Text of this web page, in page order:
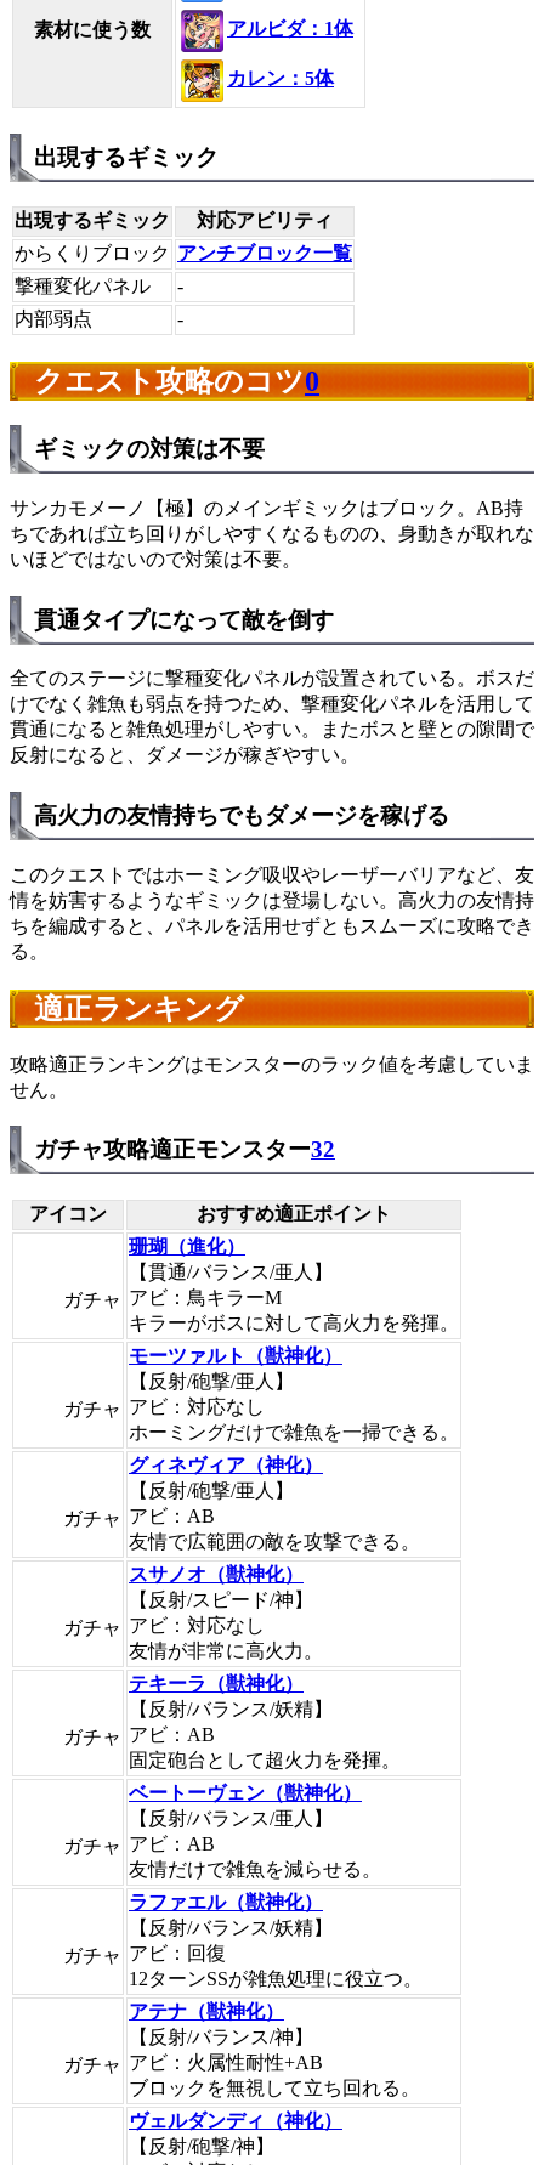
素材に使う数 アルビダ：1体
カレン：5体
出現するギミック
出現するギミック
対応アビリティ
からくりブロック アンチブロック一覧
撃種変化パネル
-
内部弱点
-
クエスト攻略のコツ0
ギミックの対策は不要
サンカモメーノ【極】のメインギミックはブロック。AB持
ちであれば立ち回りがしやすくなるものの、身動きが取れな
いほどではないので対策は不要。
貫通タイプになって敵を倒す
全てのステージに撃種変化パネルが設置されている。ボスだ
けでなく雑魚も弱点を持つため、撃種変化パネルを活用して
貫通になると雑魚処理がしやすい。またボスと壁との隙間で
反射になると、ダメージが稼ぎやすい。
高火力の友情持ちでもダメージを稼げる
このクエストではホーミング吸収やレーザーバリアなど、友
情を妨害するようなギミックは登場しない。高火力の友情持
ちを編成すると、パネルを活用せずともスムーズに攻略でき
る。
適正ランキング
攻略適正ランキングはモンスターのラック値を考慮していま
せん。
ガチャ攻略適正モンスター32
アイコン おすすめ適正ポイント
ガチャ
珊瑚（進化）
【貫通/バランス/亜人】
アビ：鳥キラーM
キラーがボスに対して高火力を発揮。
ガチャ
モーツァルト（獣神化）
【反射/砲撃/亜人】
アビ：対応なし
ホーミングだけで雑魚を一掃できる。
ガチャ
グィネヴィア（神化）
【反射/砲撃/亜人】
アビ：AB
友情で広範囲の敵を攻撃できる。
ガチャ
スサノオ（獣神化）
【反射/スピード/神】
アビ：対応なし
友情が非常に高火力。
ガチャ
テキーラ（獣神化）
【反射/バランス/妖精】
アビ：AB
固定砲台として超火力を発揮。
ガチャ
ベートーヴェン（獣神化）
【反射/バランス/亜人】
アビ：AB
友情だけで雑魚を減らせる。
ガチャ
ラファエル（獣神化）
【反射/バランス/妖精】
アビ：回復
12ターンSSが雑魚処理に役立つ。
ガチャ
アテナ（獣神化）
【反射/バランス/神】
アビ：火属性耐性+AB
ブロックを無視して立ち回れる。
ヴェルダンディ（神化）
【反射/砲撃/神】